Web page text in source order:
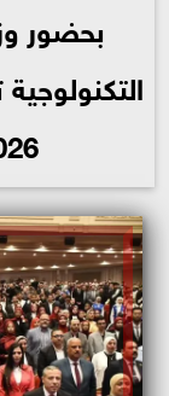
بحضور
2026»